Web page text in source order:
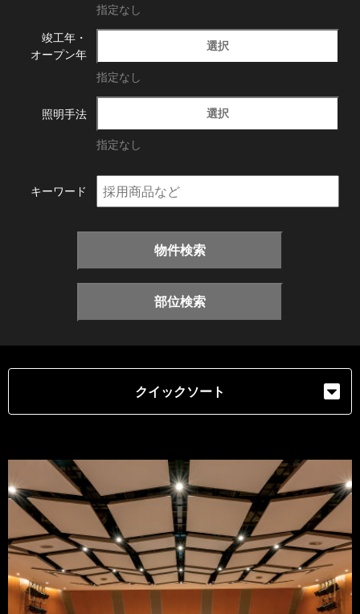
指定なし
竣工年・
オープン年
選択
指定なし
照明手法 選択
指定なし
キーワード
物件検索
部位検索
クイックソート